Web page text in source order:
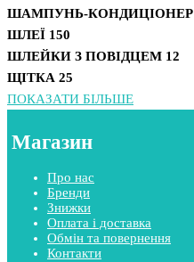
ШАМПУНЬ-КОНДИЦІОНЕР
ШЛЕЇ 150
ШЛЕЙКИ З ПОВІДЦЕМ 12
ЩІТКА 25
ПОКАЗАТИ БІЛЬШЕ
Магазин
Про нас
Бренди
Знижки
Оплата і доставка
Обмін та повернення
Контакти